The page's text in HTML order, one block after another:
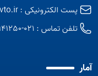
پست الکترونیکی :
تلفن تماس : 021-66941250
آمار